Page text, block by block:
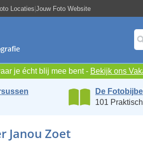
Locaties|Jouw Foto Website
je écht blij mee bent - Bekijk ons
De
101
Janou Zoet